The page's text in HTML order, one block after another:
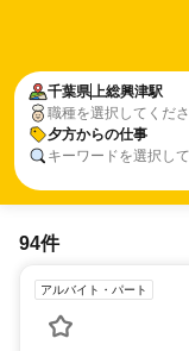
千葉県上総興津駅
職種を選択してくだ
夕方からの仕事
キーワードを選択し
94件
アルバイト・パート